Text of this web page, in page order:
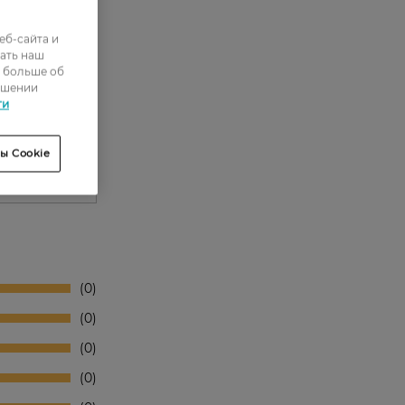
0
0
0
0
сайта и
наш
больше об
Cookie